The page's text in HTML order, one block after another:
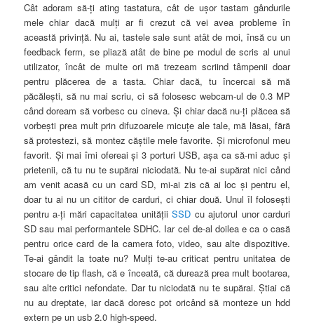
Cât adoram să-ţi ating tastatura, cât de uşor tastam gândurile
mele chiar dacă mulţi ar fi crezut că vei avea probleme în
această privinţă. Nu ai, tastele sale sunt atât de moi, însă cu un
feedback ferm, se pliază atât de bine pe modul de scris al unui
utilizator, încât de multe ori mă trezeam scriind tâmpenii doar
pentru plăcerea de a tasta. Chiar dacă, tu încercai să mă
păcăleşti, să nu mai scriu, ci să folosesc webcam-ul de 0.3 MP
când doream să vorbesc cu cineva. Şi chiar dacă nu-ţi plăcea să
vorbeşti prea mult prin difuzoarele micuţe ale tale, mă lăsai, fără
să protestezi, să montez căştile mele favorite. Şi microfonul meu
favorit. Şi mai îmi ofereai şi 3 porturi USB, aşa ca să-mi aduc şi
prietenii, că tu nu te supărai niciodată. Nu te-ai supărat nici când
am venit acasă cu un card SD, mi-ai zis că ai loc şi pentru el,
doar tu ai nu un cititor de carduri, ci chiar două. Unul îl foloseşti
pentru a-ţi mări capacitatea unităţiiSSD cu ajutorul unor carduri
SD sau mai performantele SDHC. Iar cel de-al doilea e ca o casă
pentru orice card de la camera foto, video, sau alte dispozitive.
Te-ai gândit la toate nu? Mulţi te-au criticat pentru unitatea de
stocare de tip flash, că e înceată, că durează prea mult bootarea,
sau alte critici nefondate. Dar tu niciodată nu te supărai. Ştiai că
nu au dreptate, iar dacă doresc pot oricând să monteze un hdd
extern pe un usb 2.0 high-speed.